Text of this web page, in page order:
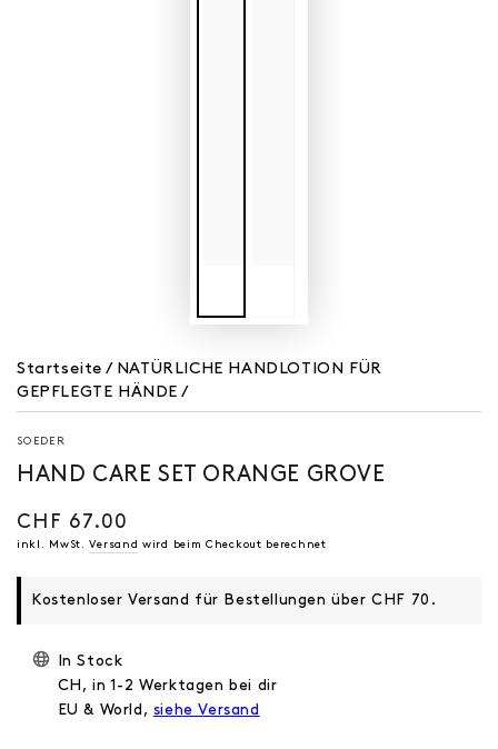
Startseite / NATÜRLICHE HANDLOTION FÜR
GEPFLEGTE HÄNDE /
SOEDER
HAND CARE SET ORANGE GROVE
Regulärer
Preis
CHF 67.00
inkl. MwSt.Versand wird beim Checkout berechnet
Kostenloser Versand für Bestellungen über CHF 70.
In Stock
CH, in 1-2 Werktagen bei dir
EU & World, siehe Versand